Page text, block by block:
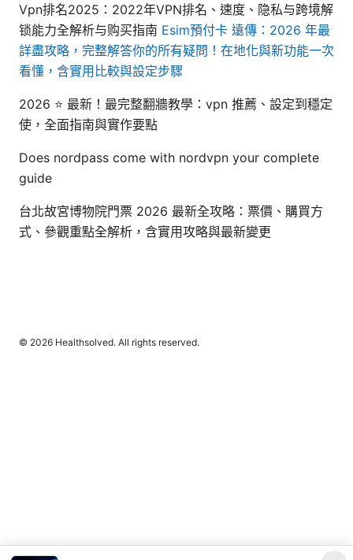
Vpn排名2025：2022年VPN排名、速度、隐私与跨境解
锁能力全解析与购买指南 Esim預付卡 遠傳：2026 年最
詳盡攻略，完整解答你的所有疑問！在地化與新功能一次
看懂，含實用比較與設定步驟
2026 ⭐ 最新！最完整翻牆教學：vpn 推薦、設定到穩定
使，全面指南與實作要點
Does nordpass come with nordvpn your complete
guide
台北故宮博物院門票 2026 最新全攻略：票價、購買方
式、參觀重點全解析，含實用攻略與最新變更
© 2026 Healthsolved. All rights reserved.